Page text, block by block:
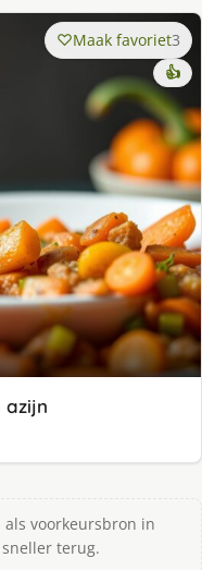
Maak favoriet3
👍
azijn
als voorkeursbron in
terug.